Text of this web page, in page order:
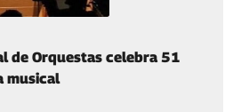
de Orquestas celebra 51
musical